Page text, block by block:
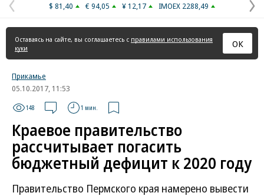
Предыдущая
страница
$ 81,40 € 94,05 ¥ 12,17 IMOEX 2288,49
Оставаясь на сайте, вы соглашаетесь с правилами использования
куки
ОК
Прикамье
05.10.2017, 11:53
148 1 мин.
Краевое правительство
рассчитывает погасить
бюджетный дефицит к 2020 году
Правительство Пермского края намерено вывести